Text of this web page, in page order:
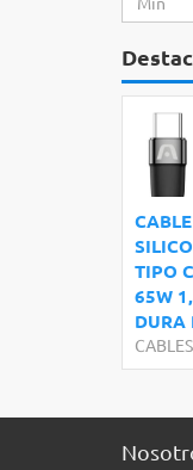
TIPO
65W
DURA
CABLES